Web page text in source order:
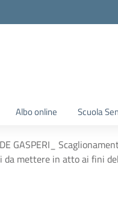
Albo online Scuola
DE GASPERI_
mettere in atto ai fini